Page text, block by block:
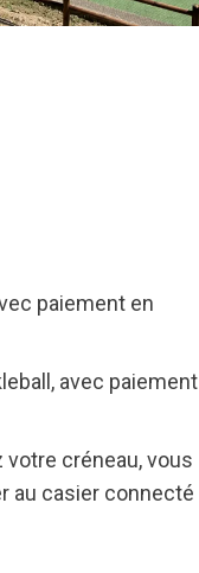
paiement en
avec paiement
créneau, vous
au casier connecté